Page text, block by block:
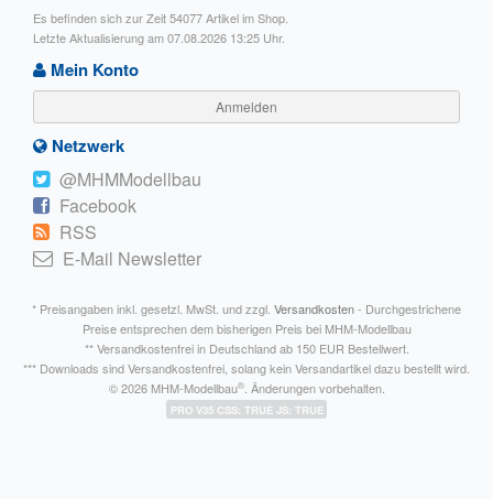
Es befinden sich zur Zeit 54077 Artikel im Shop.
Letzte Aktualisierung am 07.08.2026 13:25 Uhr.
Mein Konto
Anmelden
Netzwerk
@MHMModellbau
Facebook
RSS
E-Mail Newsletter
* Preisangaben inkl. gesetzl. MwSt. und zzgl. Versandkosten- Durchgestrichene
Preise entsprechen dem bisherigen Preis bei MHM-Modellbau
** Versandkostenfrei in Deutschland ab 150 EUR Bestellwert.
*** Downloads sind Versandkostenfrei, solang kein Versandartikel dazu bestellt wird.
© 2026 MHM-Modellbau®. Änderungen vorbehalten.
PRO V35 CSS: TRUE JS: TRUE